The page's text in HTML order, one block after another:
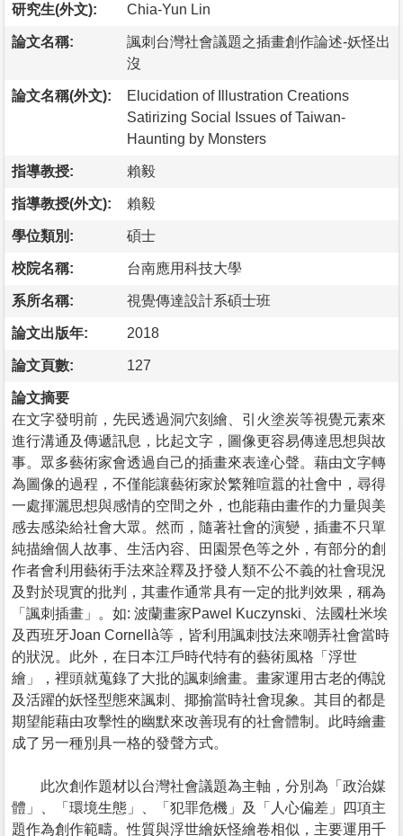
研究生(外文): Chia-Yun Lin
論文名稱:
諷刺台灣社會議題之插畫創作論述-妖怪出
沒
論文名稱(外文):
Elucidation of Illustration Creations
Satirizing Social Issues of Taiwan-
Haunting by Monsters
指導教授: 賴毅
指導教授(外文): 賴毅
學位類別: 碩士
校院名稱: 台南應用科技大學
系所名稱: 視覺傳達設計系碩士班
論文出版年: 2018
論文頁數: 127
論文摘要
在文字發明前，先民透過洞穴刻繪、引火塗炭等視覺元素來
進行溝通及傳遞訊息，比起文字，圖像更容易傳達思想與故
事。眾多藝術家會透過自己的插畫來表達心聲。藉由文字轉
為圖像的過程，不僅能讓藝術家於繁雜喧囂的社會中，尋得
一處揮灑思想與感情的空間之外，也能藉由畫作的力量與美
感去感染給社會大眾。然而，隨著社會的演變，插畫不只單
純描繪個人故事、生活內容、田園景色等之外，有部分的創
作者會利用藝術手法來詮釋及抒發人類不公不義的社會現況
及對於現實的批判，其畫作通常具有一定的批判效果，稱為
「諷刺插畫」。如: 波蘭畫家Pawel Kuczynski、法國杜米埃
及西班牙Joan Cornellà等，皆利用諷刺技法來嘲弄社會當時
的狀況。此外，在日本江戶時代特有的藝術風格「浮世
繪」，裡頭就蒐錄了大批的諷刺繪畫。畫家運用古老的傳說
及活躍的妖怪型態來諷刺、揶揄當時社會現象。其目的都是
期望能藉由攻擊性的幽默來改善現有的社會體制。此時繪畫
成了另一種別具一格的發聲方式。
此次創作題材以台灣社會議題為主軸，分別為「政治媒
體」、「環境生態」、「犯罪危機」及「人心偏差」四項主
題作為創作範疇。性質與浮世繪妖怪繪卷相似，主要運用千